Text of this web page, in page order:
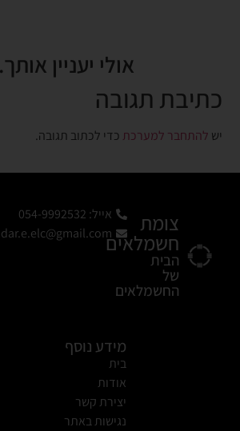
אולי יעניין אותך...
כתיבת תגובה
להתחבר למערכתכדי לכתוב תגובה.
צומת
חשמלאים
הבית
של
החשמלאים
אייל: 054-9992532
hadar.e.elc@gmail.com
מידע נוסף
בית
אודות
יצירת קשר
נגישות באתר